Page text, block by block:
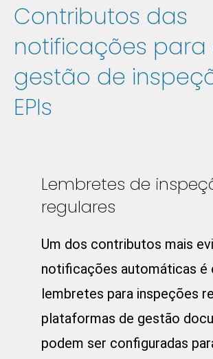
Contributos das
notificações para
gestão de
EPIs
Lembretes de
regulares
Um dos contributos mais
notificações automáticas é
lembretes para inspeções
plataformas de gestão
podem ser configuradas